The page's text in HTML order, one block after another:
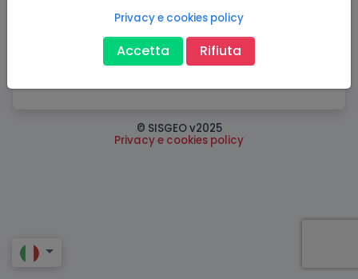
Privacy e cookies policy
Accetta Rifiuta
Visualizza e accetta le condizioni d'uso
Registrazione
© SISGEO v2025
Privacy e cookies policy